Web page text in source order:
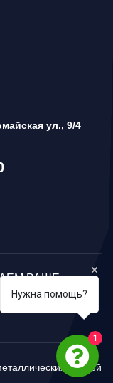
ул., 9/4
ВАШЕ
ОТЛИЧАТЬСЯ.
дверей
Нужна помощь?
1